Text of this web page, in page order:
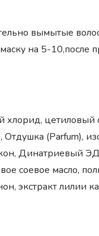
вымытые
на 5-10,после
хлорид,
(Parfum),
Динатриевый
соевое масло,
экстракт лилии